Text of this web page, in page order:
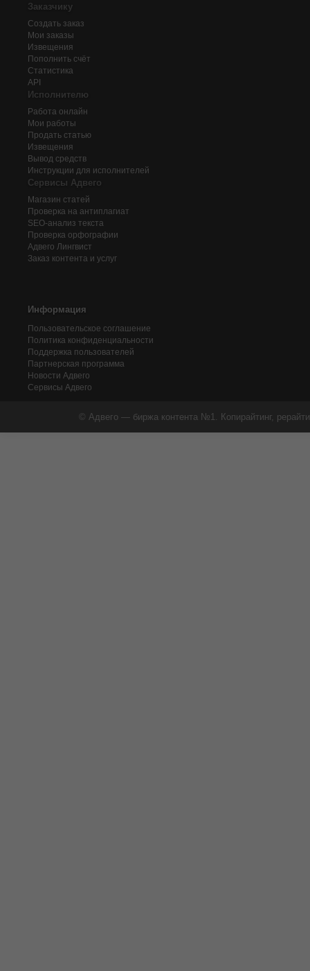
Заказчику
Создать заказ
Мои заказы
Извещения
Пополнить счёт
Статистика
API
Исполнителю
Работа онлайн
Мои работы
Продать статью
Извещения
Вывод средств
Инструкции для исполнителей
Сервисы Адвего
Магазин статей
Проверка на антиплагиат
SEO-анализ текста
Проверка орфографии
Адвего Лингвист
Заказ контента и услуг
Информация
Пользовательское соглашение
Политика конфиденциальности
Поддержка пользователей
Партнерская программа
Новости Адвего
Сервисы Адвего
© Адвего — биржа контента №1. Копирайтинг,